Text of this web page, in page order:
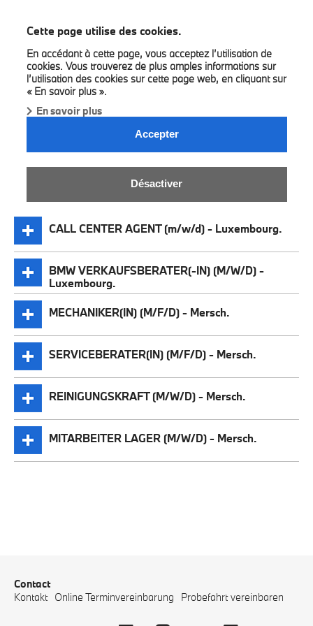
Cette page utilise des cookies.
En accédant à cette page, vous acceptez l’utilisation de
cookies. Vous trouverez de plus amples informations sur
l’utilisation des cookies sur cette page web, en cliquant sur
« En savoir plus ».
En savoir plus
Accepter
Désactiver
ENTDECKEN SIE UNSERE
AKTUELLEN STELLENANGEBOTE.
CALL CENTER AGENT (m/w/d) - Luxembourg.
BMW VERKAUFSBERATER(-IN) (M/W/D) -
Luxembourg.
MECHANIKER(IN) (M/F/D) - Mersch.
SERVICEBERATER(IN) (M/F/D) - Mersch.
REINIGUNGSKRAFT (M/W/D) - Mersch.
MITARBEITER LAGER (M/W/D) - Mersch.
Contact
Kontakt Online Terminvereinbarung Probefahrt vereinbaren